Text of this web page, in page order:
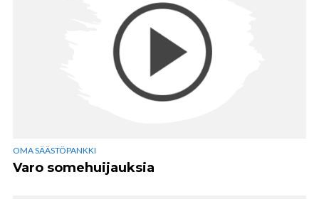
OMA SÄÄSTÖPANKKI
Varo somehuijauksia